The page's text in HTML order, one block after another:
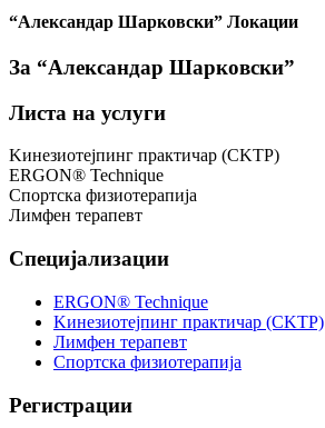
“Александар Шарковски” Локации
За “Александар Шарковски”
Листа на услуги
Kинезиотејпинг практичар (CKTP)
ERGON® Technique
Спортска физиотерапија
Лимфен терапевт
Специјализации
ERGON® Technique
Kинезиотејпинг практичар (CKTP)
Лимфен терапевт
Спортска физиотерапија
Регистрации